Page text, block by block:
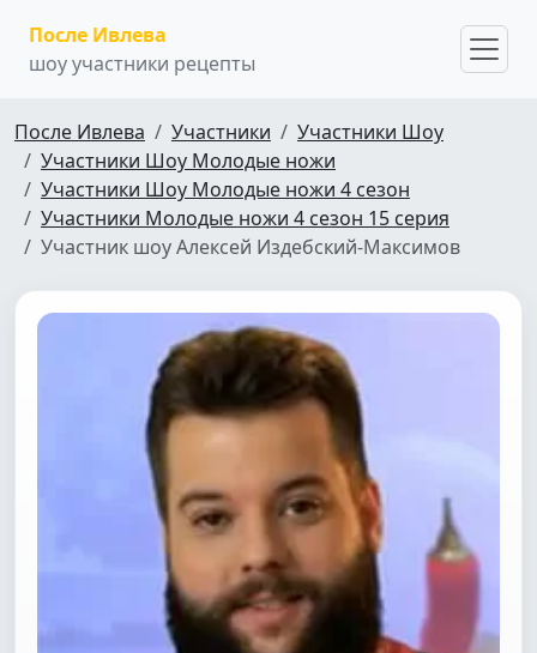
После Ивлева
шоу участники рецепты
После Ивлева Участники
Участники Шоу
Участники Шоу Молодые ножи
Участники Шоу Молодые ножи 4 сезон
Участники Молодые ножи 4 сезон 15 серия
Участник шоу Алексей Издебский-Максимов